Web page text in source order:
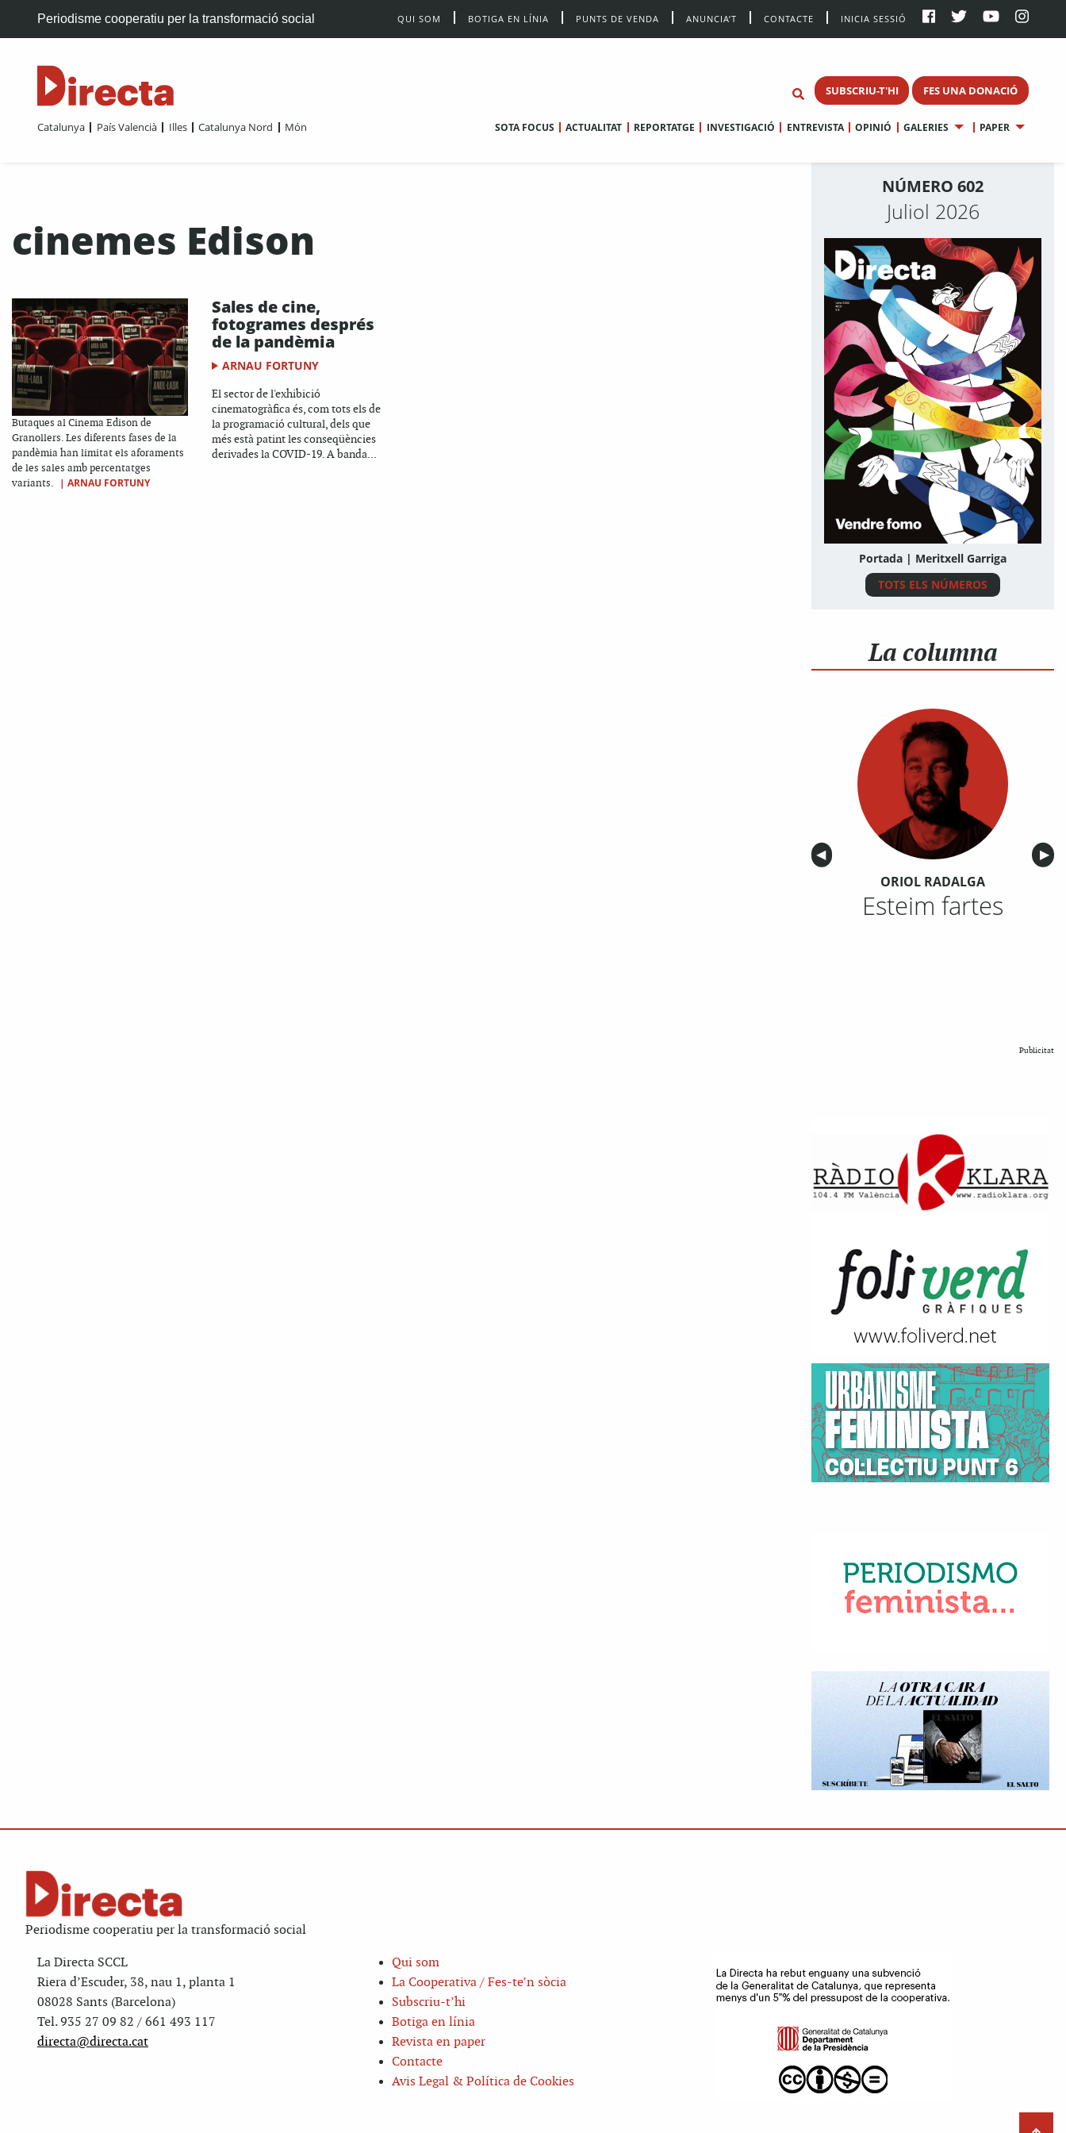
Periodisme cooperatiu per la transformació social QUI SOM BOTIGA EN LÍNIA PUNTS DE VENDA ANUNCIA’T CONTACTE INICIA SESSIÓ
SUBSCRIU-T'HI FES UNA DONACIÓ
Catalunya País Valencià Illes Catalunya Nord Món SOTA FOCUS ACTUALITAT REPORTATGE INVESTIGACIÓ ENTREVISTA OPINIÓ GALERIES PAPER
cinemes Edison
Butaques al Cinema Edison de
Granollers. Les diferents fases de la
pandèmia han limitat els aforaments
de les sales amb percentatges
variants.
| ARNAU FORTUNY
Sales de cine,
fotogrames després
de la pandèmia
ARNAU FORTUNY
El sector de l'exhibició
cinematogràfica és, com tots els de
la programació cultural, dels que
més està patint les conseqüències
derivades la COVID-19. A banda...
NÚMERO 602
Juliol 2026
Portada | Meritxell Garriga
TOTS ELS NÚMEROS
La columna
Anterior
◀︎ ▶︎
ORIOL RADALGA
Esteim fartes
Publicitat
Periodisme cooperatiu per la transformació social
La Directa SCCL
Riera d’Escuder, 38, nau 1, planta 1
08028 Sants (Barcelona)
Tel. 935 27 09 82 / 661 493 117
directa@directa.cat
Qui som
La Cooperativa / Fes-te’n sòcia
Subscriu-t’hi
Botiga en línia
Revista en paper
Contacte
Avis Legal & Política de Cookies